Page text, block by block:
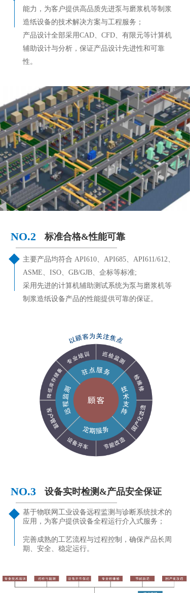
能力，为客户提供高品质先进泵与磨浆机等制浆
造纸设备的技术解决方案与工程服务；
产品设计全部采用CAD、CFD、有限元等计算机
辅助设计与分析，保证产品设计先进性和可靠
性。
标准合格&性能可靠
主要产品均符合 API610、API685、API611/612、
ASME、ISO、GB/GJB、企标等标准;
采用先进的计算机辅助测试系统为泵与磨浆机等
制浆造纸设备产品的性能提供可靠的保证。
NO.2
设备实时检测&产品安全保证
基于物联网工业设备远程监测与诊断系统技术的
应用，为客户提供设备全程运行介入式服务；
完善成熟的工艺流程与过程控制，确保产品长周
期、安全、稳定运行。
NO.3